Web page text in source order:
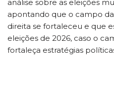
análise sobre as eleições
apontando que o campo
direita se fortaleceu e que
eleições de 2026, caso o
fortaleça estratégias